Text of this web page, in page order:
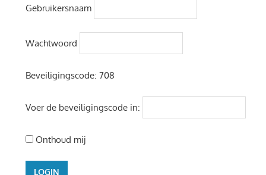
Gebruikersnaam
Wachtwoord
Beveiligingscode: 708
Voer de beveiligingscode in:
Onthoud mij